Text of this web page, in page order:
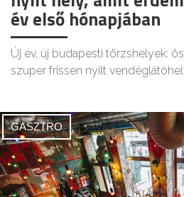
év első hónapjában
Új év, új budapesti törzshelyek:
szuper frissen nyílt
GASZTRO